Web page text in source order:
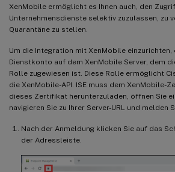
XenMobile ermöglicht es Ihnen auch, den
Unternehmensdienste selektiv zuzulassen, zu
Quarantäne zu stellen.
Um die Integration mit XenMobile
Dienstkonto auf dem XenMobile Server, dem
Rolle zugewiesen ist. Diese Rolle ermöglicht
die XenMobile-API. ISE muss dem XenMobile-
dieses Zertifikat herunterzuladen, öffnen Sie
navigieren Sie zu Ihrer Server-URL und melden
Nach der Anmeldung klicken Sie auf das
der Adressleiste.